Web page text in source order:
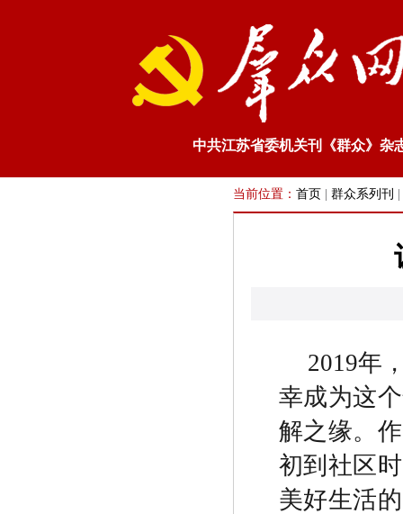
中共江苏省委机关刊《群众》杂
当前位置： 首页 群众系列刊
2019年
幸成为这
解之缘。
初到社区
美好生活